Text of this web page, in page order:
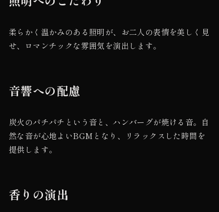
柔らかく温かみのある照明が、お二人の表情を美しく見
せ、ロマンチックな雰囲気を演出します。
音響への配慮
炭火のパチパチという音と、ハンバーグが焼ける音。自
然な音が心地よいBGMとなり、リラックスした時間を
提供します。
香りの演出